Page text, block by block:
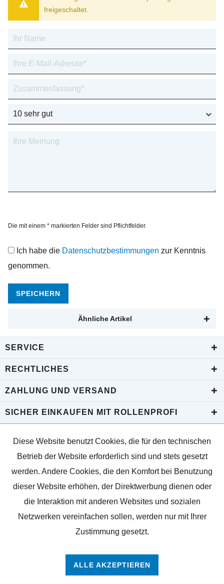
freigeschaltet.
Die mit einem * markierten Felder sind Pflichtfelder.
Ich habe die Datenschutzbestimmungen zur Kenntnis
genommen.
SPEICHERN
Ähnliche Artikel
SERVICE
RECHTLICHES
ZAHLUNG UND VERSAND
SICHER EINKAUFEN MIT ROLLENPROFI
Diese Website benutzt Cookies, die für den technischen
Betrieb der Website erforderlich sind und stets gesetzt
werden. Andere Cookies, die den Komfort bei Benutzung
dieser Website erhöhen, der Direktwerbung dienen oder
die Interaktion mit anderen Websites und sozialen
Netzwerken vereinfachen sollen, werden nur mit Ihrer
Zustimmung gesetzt.
ALLE AKZEPTIEREN